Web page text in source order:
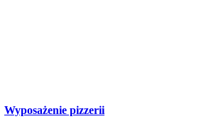
Wyposażenie pizzerii